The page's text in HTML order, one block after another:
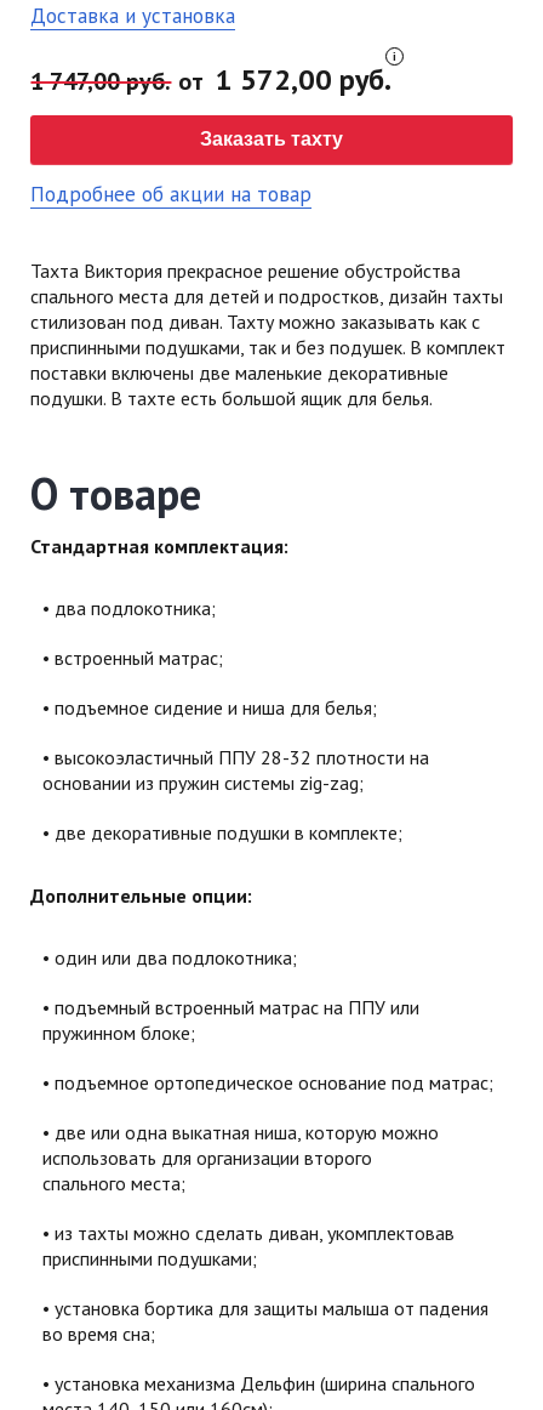
Доставка и установка
1 747,00 руб. от 1 572,00 руб.
Заказать тахту
Подробнее об акции на товар
Тахта Виктория прекрасное решение обустройства
спального места для детей и подростков, дизайн тахты
стилизован под диван. Тахту можно заказывать как с
приспинными подушками, так и без подушек. В комплект
поставки включены две маленькие декоративные
подушки. В тахте есть большой ящик для белья.
О товаре
Стандартная комплектация:
два подлокотника;
встроенный матрас;
подъемное сидение и ниша для белья;
высокоэластичный ППУ 28-32 плотности на
основании из пружин системы zig-zag;
две декоративные подушки в комплекте;
Дополнительные опции:
один или два подлокотника;
подъемный встроенный матрас на ППУ или
пружинном блоке;
подъемное ортопедическое основание под матрас;
две или одна выкатная ниша, которую можно
использовать для организации второго
спального места;
из тахты можно сделать диван, укомплектовав
приспинными подушками;
установка бортика для защиты малыша от падения
во время сна;
установка механизма Дельфин (ширина спального